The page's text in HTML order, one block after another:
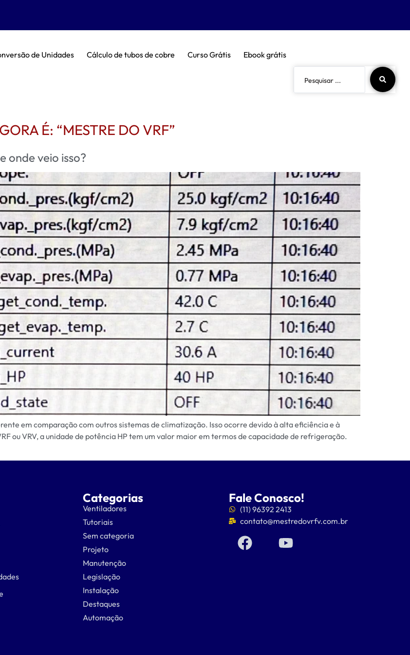
de Unidades Cálculo de tubos de cobre Curso Grátis Ebook grátis
É: “MESTRE DO VRF”
onde veio isso?
em comparação com outros sistemas de climatização. Isso ocorre devido à alta eficiência e à
ou VRV, a unidade de potência HP tem um valor maior em termos de capacidade de refrigeração.
Categorias
Ventiladores
Tutoriais
Sem categoria
Projeto
Manutenção
Legislação
Instalação
Destaques
Automação
Fale Conosco!
(11) 96392 2413
contato@mestredovrfv.com.br